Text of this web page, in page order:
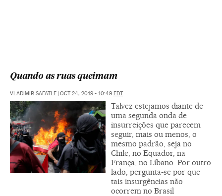
Quando as ruas queimam
VLADIMIR SAFATLE | OCT 24, 2019 - 10:49 EDT
Talvez estejamos diante de
uma segunda onda de
insurreições que parecem
seguir, mais ou menos, o
mesmo padrão, seja no
Chile, no Equador, na
França, no Líbano. Por outro
lado, pergunta-se por que
tais insurgências não
ocorrem no Brasil